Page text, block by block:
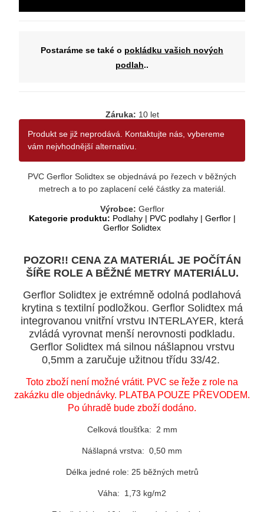
Postaráme se také o pokládku vašich nových
podlah..
Záruka: 10 let
Produkt se již neprodává. Kontaktujte nás, vybereme
vám nejvhodnější alternativu.
PVC Gerflor Solidtex se objednává po řezech v běžných
metrech a to po zaplacení celé částky za materiál.
Výrobce: Gerflor
Kategorie produktu: Podlahy| PVC podlahy| Gerflor|
Gerflor Solidtex
POZOR!! CENA ZA MATERIÁL JE POČÍTÁN
ŠÍŘE ROLE A BĚŽNÉ METRY MATERIÁLU.
Gerflor Solidtex je extrémně odolná podlahová
krytina s textilní podložkou. Gerflor Solidtex má
integrovanou vnitřní vrstvu INTERLAYER, která
zvládá vyrovnat menší nerovnosti podkladu.
Gerflor Solidtex má silnou nášlapnou vrstvu
0,5mm a zaručuje užitnou třídu 33/42.
Toto zboží není možné vrátit. PVC se řeže z role na
zakázku dle objednávky. PLATBA POUZE PŘEVODEM.
Po úhradě bude zboží dodáno.
Celková tloušťka: 2 mm
Nášlapná vrstva: 0,50 mm
Délka jedné role: 25 běžných metrů
Váha: 1,73 kg/m2